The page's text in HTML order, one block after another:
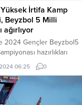
gelişmeyi duyurdu.
Şanlıurfa’da
513 bağımsız bölümün
teslim edildiği...
İrtifa Kamp
Beyzbol 5 Milli
ağırlıyor
2024 Gençler Beyzbol5
hazırlıkları
kampa giren Beyzbol 5
Teknik Direktörü
“O kupayı
Kayseri Büyükşehir
ve Kayseri
06:25 0